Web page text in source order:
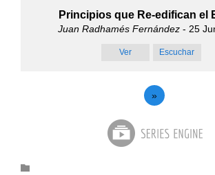
Principios que Re-edifican el
Juan Radhamés Fernández- 25
Ver Escuchar
»
